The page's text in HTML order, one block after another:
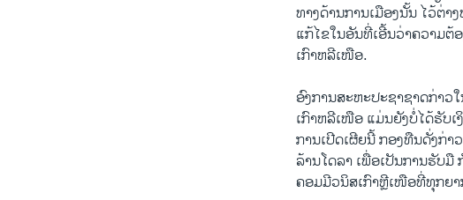
ທາງ​ດ້ານ​ການ​ເມືອງນັ້ນ ​ໄວ້​ຕ່
ແກ້​ໄຂ​ໃນ​ອັນທີ່ເອີ້ນວ່າຄວາມ​ຕ້
ເກົາຫລີ​ເໜືອ.
ອົງການສະຫະປະຊາ​ຊາດກ່າວ​
ເກົາຫລີ​ເໜືອ ແມ່ນຍັງບໍ່​ໄດ້​ຮັບ​
ການ​ເປີດ​ເຜີຍ​ນີ້ ກອງທືນດັ່ງກ່
ລ້ານ​ໂດ​ລາ ​ເພື່ອ​ເປັນ​ການຮັບ​
ຄອມ​ມີ​ວນິສ​ເກົາຫຼີ​ເໜືອທີ່​ທຸກ​ຍາ